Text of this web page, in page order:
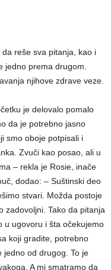
reše sva pitanja, kao i
jedno prema drugom.
njihove zdrave veze.
je delovalo pomalo
da je potrebno jasno
smo oboje potpisali i
Zvuči kao posao, ali u
– rekla je Rosie, inače
dodao: – Suštinski deo
stvari. Možda postoje
zadovoljni. Tako da pitanja
u ugovoru i šta očekujemo
koji gradite, potrebno
jedno od drugog. To je
A mi smatramo da